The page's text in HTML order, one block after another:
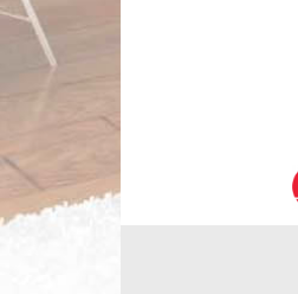
De ce fait, il est
termes de prix.
Les